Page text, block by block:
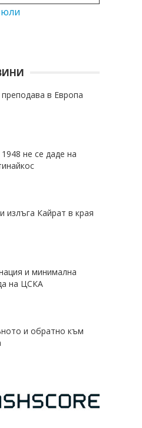
юли
в Европа
не се даде на
излъга Кайрат в края
и минимална
на ЦСКА
и обратно към